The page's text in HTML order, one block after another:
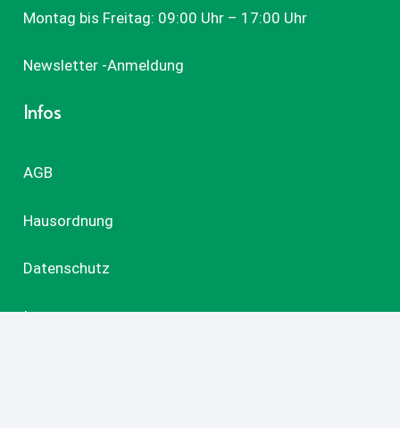
Montag bis Freitag: 09:00 Uhr – 17:00 Uhr
Newsletter -Anmeldung
Infos
AGB
Hausordnung
Datenschutz
Impressum